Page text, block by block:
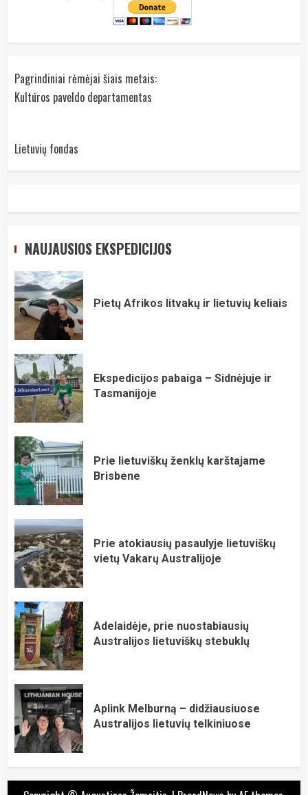
Pagrindiniai rėmėjai šiais metais:
Kultūros paveldo departamentas
Lietuvių fondas
NAUJAUSIOS EKSPEDICIJOS
Pietų Afrikos litvakų ir lietuvių keliais
Ekspedicijos pabaiga – Sidnėjuje ir
Tasmanijoje
Prie lietuviškų ženklų karštajame
Brisbene
Prie atokiausių pasaulyje lietuviškų
vietų Vakarų Australijoje
Adelaidėje, prie nuostabiausių
Australijos lietuviškų stebuklų
Aplink Melburną – didžiausiuose
Australijos lietuvių telkiniuose